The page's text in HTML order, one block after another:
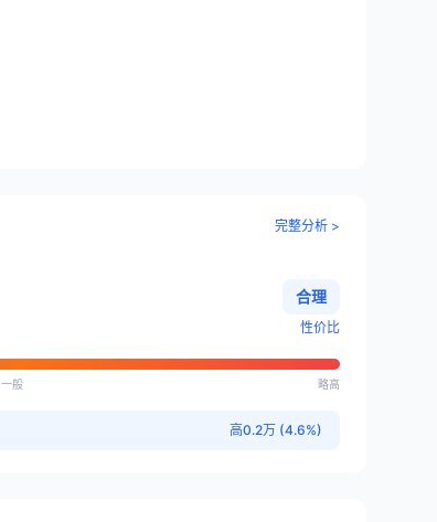
完整分析 >
合理
性价比
一般 略高
高0.2万 (4.6%)